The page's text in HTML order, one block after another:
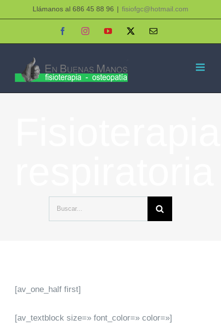
contenido
Llámanos al 686 45 88 96 | fisiofgc@hotmail.com
FacebookInstagramYouTube
Correo
Buscar:
[av_one_half first]
[av_textblock size=» font_color=» color=»]